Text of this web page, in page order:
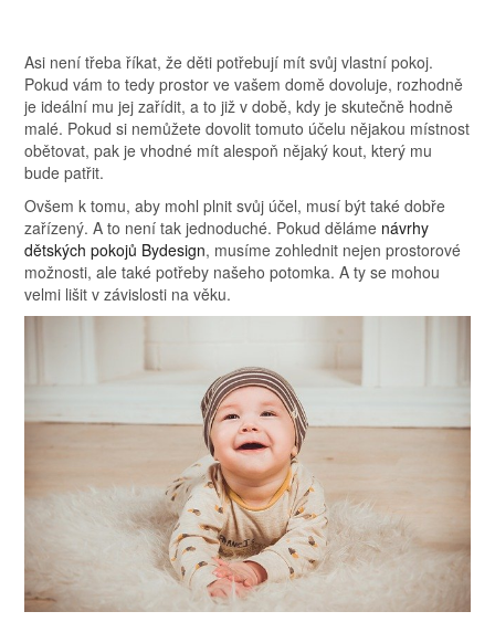
Asi není třeba říkat, že děti potřebují mít svůj vlastní pokoj.
Pokud vám to tedy prostor ve vašem domě dovoluje, rozhodně
je ideální mu jej zařídit, a to již v době, kdy je skutečně hodně
malé. Pokud si nemůžete dovolit tomuto účelu nějakou místnost
obětovat, pak je vhodné mít alespoň nějaký kout, který mu
bude patřit.
Ovšem k tomu, aby mohl plnit svůj účel, musí být také dobře
zařízený. A to není tak jednoduché. Pokud děláme návrhy
dětských pokojů Bydesign, musíme zohlednit nejen prostorové
možnosti, ale také potřeby našeho potomka. A ty se mohou
velmi lišit v závislosti na věku.